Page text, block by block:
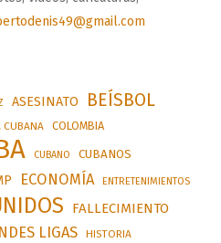
ASESINATO BEÍSBOL
CUBANA COLOMBIA
CUBANO CUBANOS
ECONOMÍA ENTRETENIMIENTOS
FALLECIMIENTO
LIGAS HISTORIA